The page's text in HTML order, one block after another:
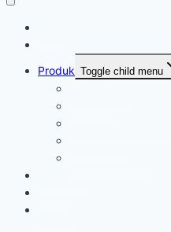
Produk Toggle child menu